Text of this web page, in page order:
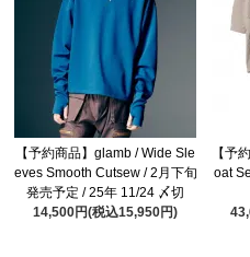
【予約商品】glamb / Wide Sle
eves Smooth Cutsew / 2月下旬
発売予定 / 25年 11/24 〆切
14,500円(税込15,950円)
【予
oat